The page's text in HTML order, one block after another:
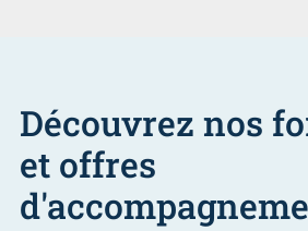
Découvrez nos
et offres